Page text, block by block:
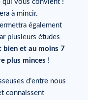
qui vous convient !
à mincir.
également
plusieurs études
bien et au moins 7
plus minces !
d’entre nous
connaissent